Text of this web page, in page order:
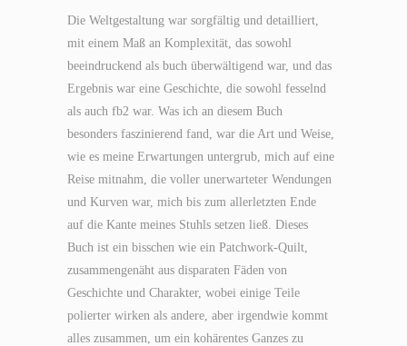
Die Weltgestaltung war sorgfältig und detailliert,
mit einem Maß an Komplexität, das sowohl
beeindruckend als buch überwältigend war, und das
Ergebnis war eine Geschichte, die sowohl fesselnd
als auch fb2 war. Was ich an diesem Buch
besonders faszinierend fand, war die Art und Weise,
wie es meine Erwartungen untergrub, mich auf eine
Reise mitnahm, die voller unerwarteter Wendungen
und Kurven war, mich bis zum allerletzten Ende
auf die Kante meines Stuhls setzen ließ. Dieses
Buch ist ein bisschen wie ein Patchwork-Quilt,
zusammengenäht aus disparaten Fäden von
Geschichte und Charakter, wobei einige Teile
polierter wirken als andere, aber irgendwie kommt
alles zusammen, um ein kohärentes Ganzes zu